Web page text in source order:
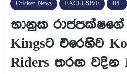
Cricket News EXCLUSIVE IPL
භානුක රාජපක්ෂගේ
Kingsට එරෙහිව
Riders තරඟ වදින